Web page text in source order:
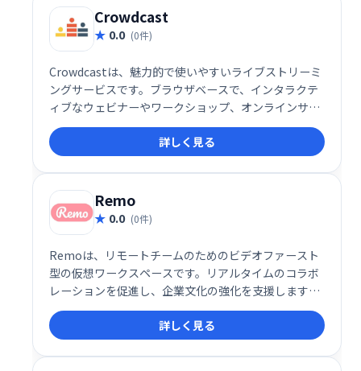
Crowdcast
0.0 (0件)
Crowdcastは、魅力的で使いやすいライブストリーミ
ングサービスです。ブラウザベースで、インタラクテ
ィブなウェビナーやワークショップ、オンラインサミ
ットなどを簡単に開催できます。ライブチャット、投
票、Q＆A機能で参加者とリアルタイムに交流し、イベ
ントデータや分析も取得可能。集客からエンゲージメ
ントまで、効果的なオンラインイベント運営を支援し
ます。
詳しく見る
Remo
0.0 (0件)
Remoは、リモートチームのためのビデオファースト
型の仮想ワークスペースです。リアルタイムのコラボ
レーションを促進し、企業文化の強化を支援します。
直感的なインターフェースで、チームメンバーとの繋
がりを深め、生産性を向上させます。 活気のあるリモ
ートワーク環境を実現し、より効果的なチームワーク
を促進します。
詳しく見る